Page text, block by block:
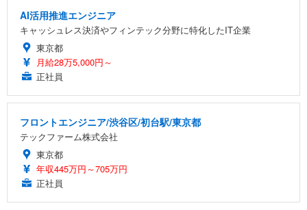
AI活用推進エンジニア
キャッシュレス決済やフィンテック分野に特化したIT企業
東京都
月給28万5,000円～
正社員
フロントエンジニア/渋谷区/初台駅/東京都
テックファーム株式会社
東京都
年収445万円～705万円
正社員